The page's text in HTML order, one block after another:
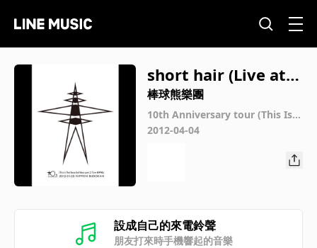
short hair (Live at N
IPPON BUDOKAN 2
012.01.03)
棒球熊樂團
10th Anniversary tour (This Is T
he) Base Ball Bear part.2 「Live
2012-04-04
設成自己的來電鈴聲
朋友打來時手機響起的音樂